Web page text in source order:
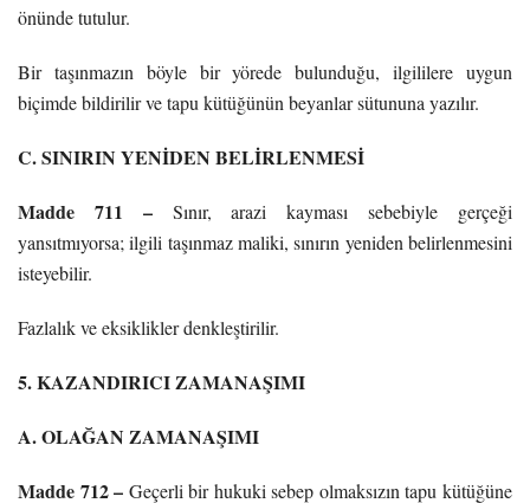
önünde tutulur.
Bir taşınmazın böyle bir yörede bulunduğu, ilgililere uygun
biçimde bildirilir ve tapu kütüğünün beyanlar sütununa yazılır.
C. SINIRIN YENİDEN BELİRLENMESİ
Madde 711 – Sınır, arazi kayması sebebiyle gerçeği
yansıtmıyorsa; ilgili taşınmaz maliki, sınırın yeniden belirlenmesini
isteyebilir.
Fazlalık ve eksiklikler denkleştirilir.
5. KAZANDIRICI ZAMANAŞIMI
A. OLAĞAN ZAMANAŞIMI
Madde 712 – Geçerli bir hukuki sebep olmaksızın tapu kütüğüne